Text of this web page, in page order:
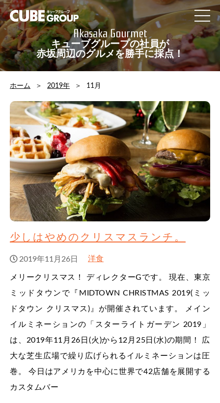
Access
Recruit
社員の一日
privacypolicy
Sitemap
Akasaka Gourmet
キューブグループの社員が
赤坂周辺のグルメを勝手に採点！
ホーム 2019年 11月
少しはやめのクリスマスランチ。
2019年11月26日 洋食
メリークリスマス！ ディレクターGです。 現在、東京
ミッドタウンで『MIDTOWN CHRISTMAS 2019(ミッ
ドタウン クリスマス)』が開催されています。 メイン
イルミネーションの「スターライトガーデン 2019」
は、2019年11月26日(火)から12月25日(水)の期間！ 広
大な芝生広場で繰り広げられるイルミネーションは圧
巻。 今日はアメリカを中心に世界で42店舗を展開する
カスタムバー